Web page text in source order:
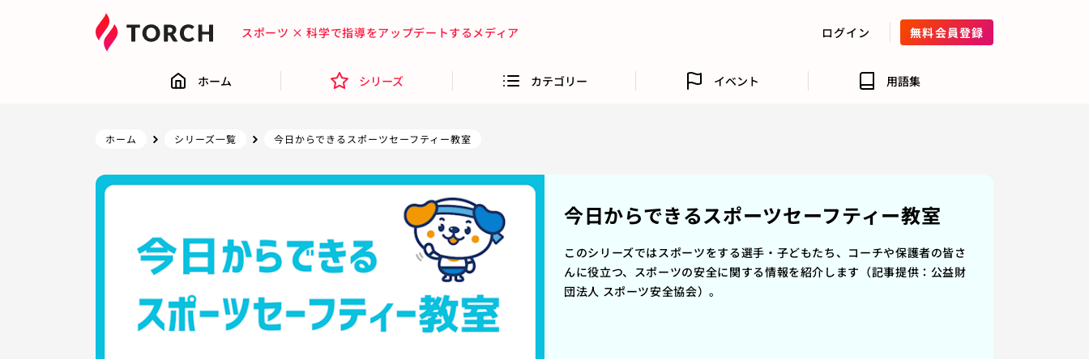
ログイン 無料会員登録
スポーツ × 科学で指導をアップデートするメディア
ホーム シリーズ一覧 今日からできるスポーツセーフティー教室
今日からできるスポーツセーフティー教室
このシリーズではスポーツをする選手・子どもたち、コーチや保護者の皆さ
んに役立つ、スポーツの安全に関する情報を紹介します（記事提供：公益財
団法人 スポーツ安全協会）。
ホーム シリーズ カテゴリー イベント 用語集